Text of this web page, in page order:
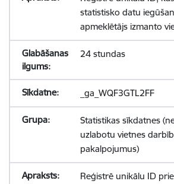
statistisko datu
apmeklētājs izmanto
24 stundas
_ga_WQF3GTL2FF
Statistikas sīkdatnes
uzlabotu vietnes
pakalpojumus)
Reģistrē unikālu ID